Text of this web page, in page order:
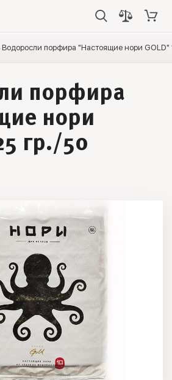
Батончики, хлебцы, печенье
Водоросли порфира "Настоящие нори GOLD"
порфира
нори
гр./50